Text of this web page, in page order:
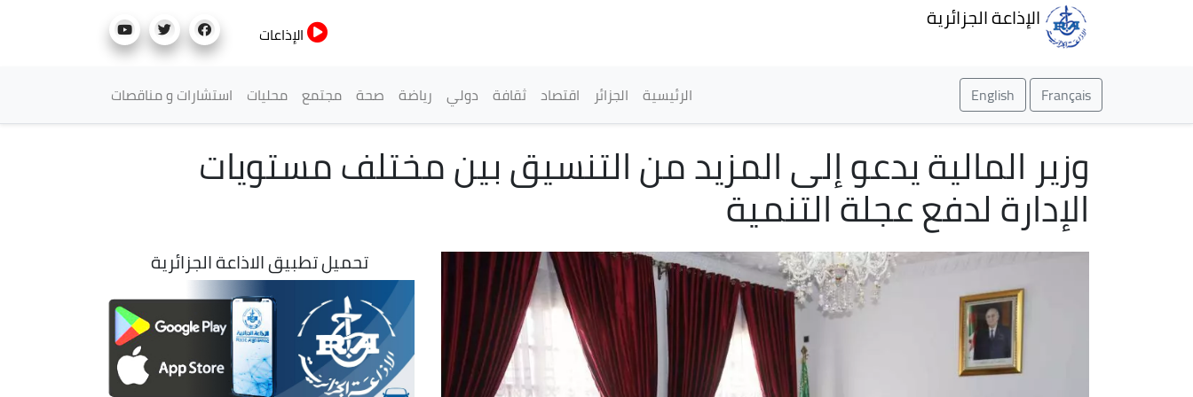
الإذاعة الجزائرية
الإذاعات
Français
English القائمة الرئيسية
الرئيسية الجزائر اقتصاد ثقافة دولي رياضة صحة مجتمع محليات استشارات و مناقصات
وزير المالية يدعو إلى المزيد من التنسيق بين مختلف مستويات
الإدارة لدفع عجلة التنمية
تحميل تطبيق الاذاعة الجزائرية